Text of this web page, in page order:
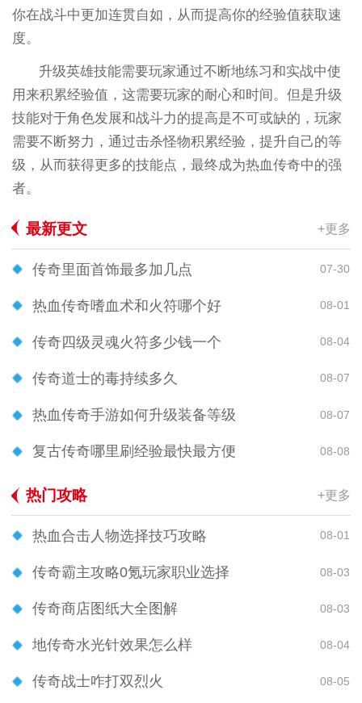
你在战斗中更加连贯自如，从而提高你的经验值获取速
度。
升级英雄技能需要玩家通过不断地练习和实战中使
用来积累经验值，这需要玩家的耐心和时间。但是升级
技能对于角色发展和战斗力的提高是不可或缺的，玩家
需要不断努力，通过击杀怪物积累经验，提升自己的等
级，从而获得更多的技能点，最终成为热血传奇中的强
者。
最新更文 +更多
传奇里面首饰最多加几点 07-30
热血传奇嗜血术和火符哪个好 08-01
传奇四级灵魂火符多少钱一个 08-04
传奇道士的毒持续多久 08-07
热血传奇手游如何升级装备等级 08-07
复古传奇哪里刷经验最快最方便 08-08
热门攻略 +更多
热血合击人物选择技巧攻略 08-01
传奇霸主攻略0氪玩家职业选择 08-03
传奇商店图纸大全图解 08-03
地传奇水光针效果怎么样 08-04
传奇战士咋打双烈火 08-05